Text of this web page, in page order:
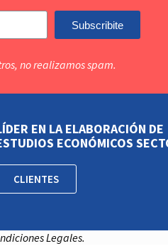
Subscribite
no realizamos spam.
EN LA ELABORACIÓN DE
ECONÓMICOS
CLIENTES
Legales.